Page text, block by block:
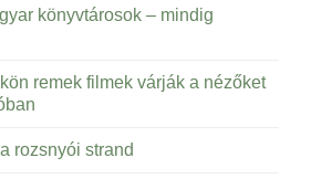
könyvtárosok – mindig
remek filmek várják a nézőket
rozsnyói strand